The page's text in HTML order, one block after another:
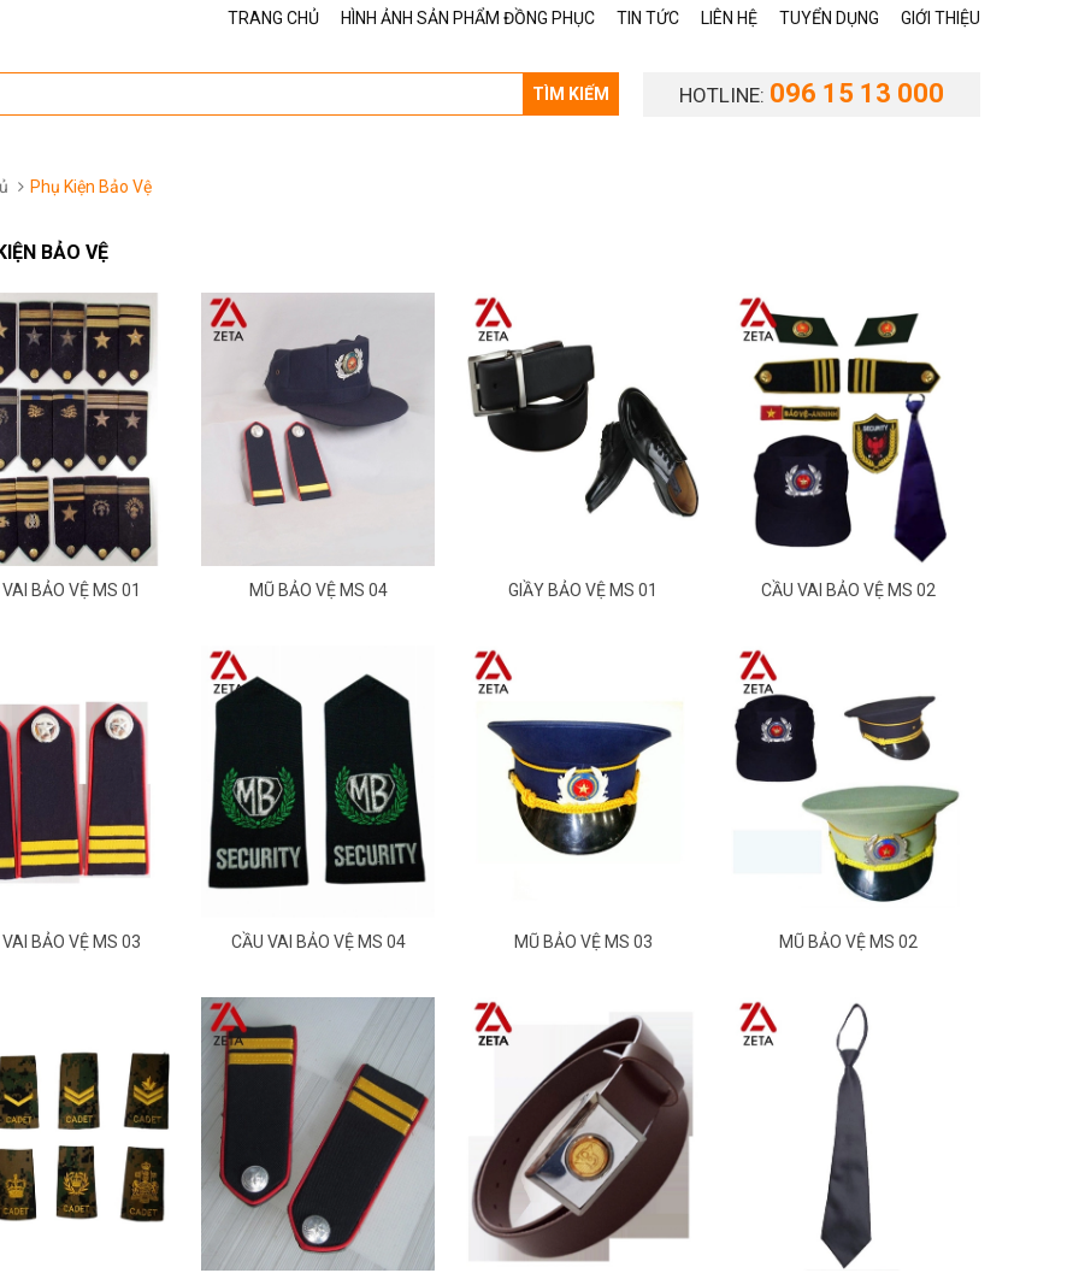
TRANG CHỦ HÌNH ẢNH SẢN PHẨM ĐỒNG PHỤC TIN TỨC LIÊN HỆ TUYỂN DỤNG GIỚI THIỆU
HOTLINE: 096 15 13 000
TÌM KIẾM
Phụ Kiện Bảo Vệ
BẢO VỆ
BẢO VỆ MS 01 MŨ BẢO VỆ MS 04 GIẦY BẢO VỆ MS 01 CẦU VAI BẢO VỆ MS 02
BẢO VỆ MS 03 CẦU VAI BẢO VỆ MS 04 MŨ BẢO VỆ MS 03 MŨ BẢO VỆ MS 02